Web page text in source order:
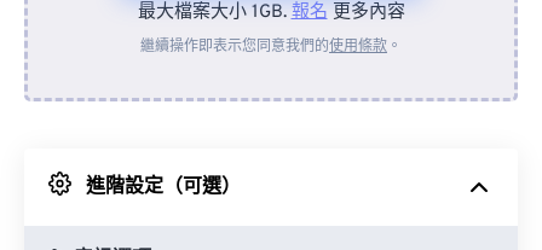
來自裝置
來自 Google 雲端硬碟
最大檔案大小 1GB.報名更多內容
繼續操作即表示您同意我們的使用條款 。
進階設定（可選）